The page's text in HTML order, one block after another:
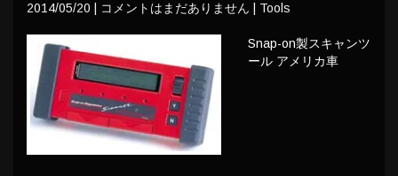
2014/05/20 コメントはまだありません Tools
Snap-on製スキャンツ
ール アメリカ車